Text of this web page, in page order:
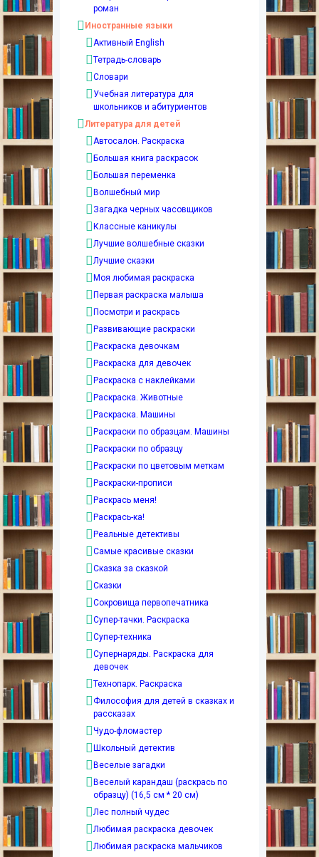
роман
Иностранные языки
Активный English
Тетрадь-словарь
Словари
Учебная литература для
школьников и абитуриентов
Литература для детей
Автосалон. Раскраска
Большая книга раскрасок
Большая переменка
Волшебный мир
Загадка черных часовщиков
Классные каникулы
Лучшие волшебные сказки
Лучшие сказки
Моя любимая раскраска
Первая раскраска малыша
Посмотри и раскрась
Развивающие раскраски
Раскраска девочкам
Раскраска для девочек
Раскраска с наклейками
Раскраска. Животные
Раскраска. Машины
Раскраски по образцам. Машины
Раскраски по образцу
Раскраски по цветовым меткам
Раскраски-прописи
Раскрась меня!
Раскрась-ка!
Реальные детективы
Самые красивые сказки
Сказка за сказкой
Сказки
Сокровища первопечатника
Супер-тачки. Раскраска
Супер-техника
Супернаряды. Раскраска для
девочек
Технопарк. Раскраска
Философия для детей в сказках и
рассказах
Чудо-фломастер
Школьный детектив
Веселые загадки
Веселый карандаш (раскрась по
образцу) (16,5 см * 20 см)
Лес полный чудес
Любимая раскраска девочек
Любимая раскраска мальчиков